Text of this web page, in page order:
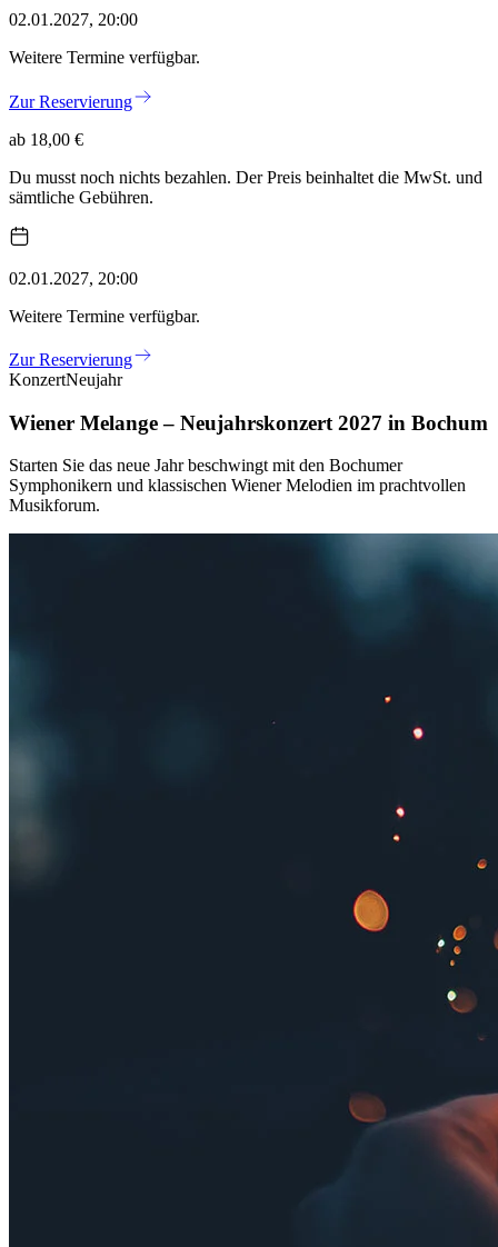
02.01.2027, 20:00
Weitere Termine verfügbar.
Zur Reservierung
ab 18,00 €
Du musst noch nichts bezahlen. Der Preis beinhaltet die MwSt. und
sämtliche Gebühren.
02.01.2027, 20:00
Weitere Termine verfügbar.
Zur Reservierung
KonzertNeujahr
Wiener Melange – Neujahrskonzert 2027 in Bochum
Starten Sie das neue Jahr beschwingt mit den Bochumer
Symphonikern und klassischen Wiener Melodien im prachtvollen
Musikforum.